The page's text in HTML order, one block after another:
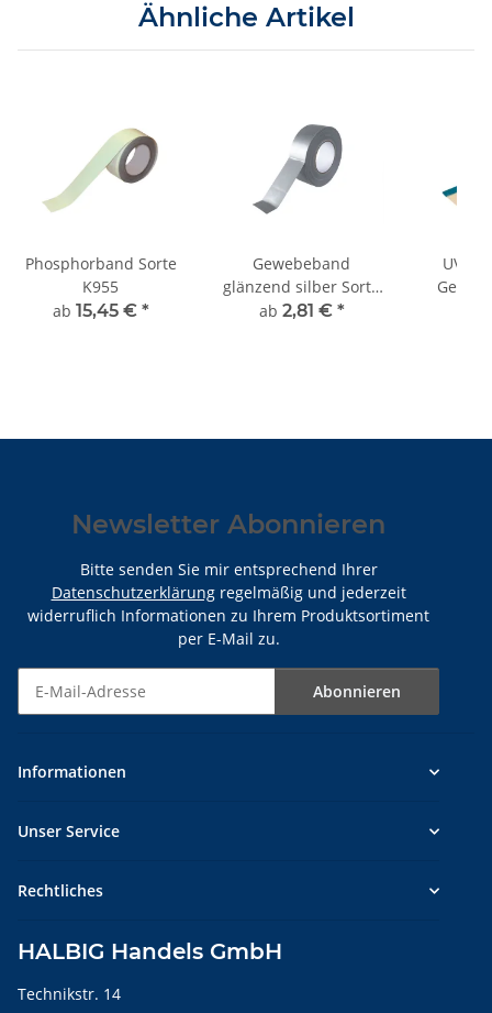
Ähnliche Artikel
Phosphorband Sorte
K955
ab 15,45 € *
Gewebeband
glänzend silber Sorte
K372
ab 2,81 € *
UV-
Newsletter Abonnieren
Bitte senden Sie mir entsprechend Ihrer
Datenschutzerklärungregelmäßig und jederzeit
widerruflich Informationen zu Ihrem Produktsortiment
per E-Mail zu.
Abonnieren
Informationen
Unser Service
Rechtliches
HALBIG Handels GmbH
Technikstr. 14